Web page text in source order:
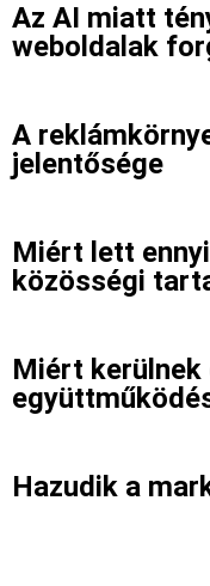
Az AI miatt
weboldalak
A
jelentősége
Miért lett
közösségi
Miért kerülnek
Hazudik a